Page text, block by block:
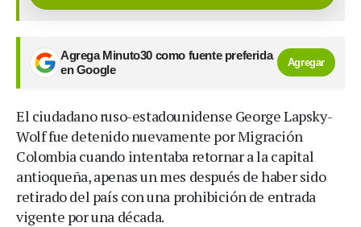
Agrega Minuto30 como fuente preferida
en Google
Agregar
El ciudadano ruso-estadounidense George Lapsky-
Wolf fue detenido nuevamente por Migración
Colombia cuando intentaba retornar a la capital
antioqueña, apenas un mes después de haber sido
retirado del país con una prohibición de entrada
vigente por una década.